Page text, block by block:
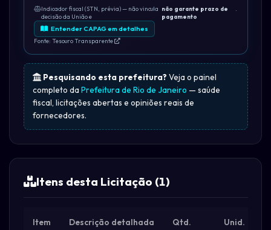
Indicador fiscal (STN, prévia) — não vincula
decisão da União e
não garante prazo de
pagamento
.
Entender CAPAG em detalhes
Fonte: Tesouro Transparente
Pesquisando esta prefeitura? Veja o painel
completo da Prefeitura de Rio de Janeiro — saúde
fiscal, licitações abertas e opiniões reais de
fornecedores.
Itens desta Licitação (1)
Item Descrição detalhada Qtd. Unid.